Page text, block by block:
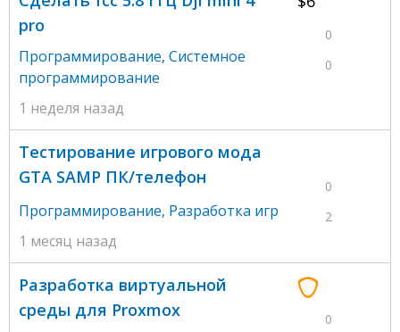
0
0
pro
Программирование, Системное
программирование
1 неделя назад
0
2
Тестирование игрового мода
GTA SAMP ПК/телефон
Программирование, Разработка игр
1 месяц назад
0
Разработка виртуальной
среды для Proxmox